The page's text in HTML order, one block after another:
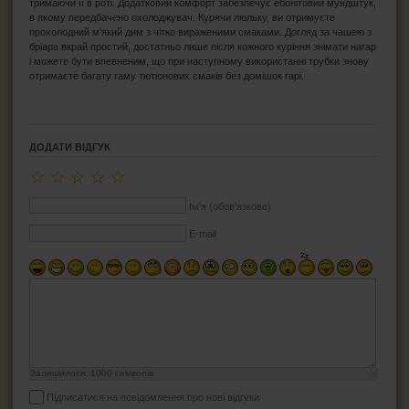
тримаючи її в роті. Додатковий комфорт забезпечує ебонітовий мундштук,
в якому передбачено охолоджувач. Курячи люльку, ви отримуєте
прохолодний м'який дим з чітко вираженими смаками. Догляд за чашею з
бріара вкрай простий, достатньо лише після кожного куріння знімати нагар
і можете бути впевненим, що при наступному використанні трубки знову
отримаєте багату гаму тютюнових смаків без домішок гарі.
ДОДАТИ ВІДГУК
☆
☆
☆
☆
☆
Ім'я (обов'язкове)
E-mail
Залишилося: 1000 символів
Підписатися на повідомлення про нові відгуки